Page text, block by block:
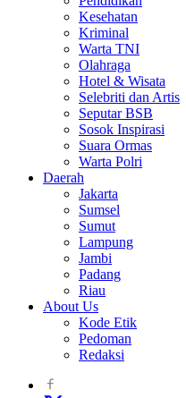
Kesehatan
Kriminal
Warta TNI
Olahraga
Hotel & Wisata
Selebriti dan Artis
Seputar BSB
Sosok Inspirasi
Suara Ormas
Warta Polri
Daerah
Jakarta
Sumsel
Sumut
Lampung
Jambi
Padang
Riau
About Us
Kode Etik
Pedoman
Redaksi